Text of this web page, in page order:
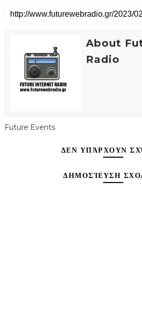
About
Radio
Future Events
ΔΕΝ ΥΠΆΡΧΟΥΝ
ΔΗΜΟΣΊΕΥΣΗ